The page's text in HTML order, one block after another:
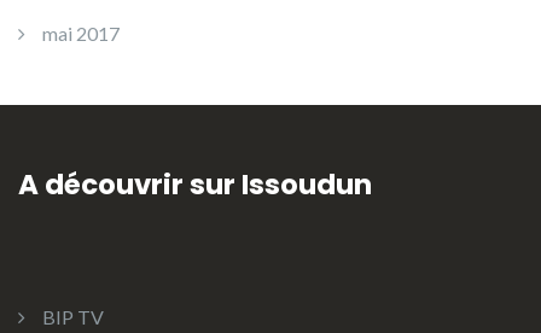
mai 2017
A découvrir sur Issoudun
BIP TV